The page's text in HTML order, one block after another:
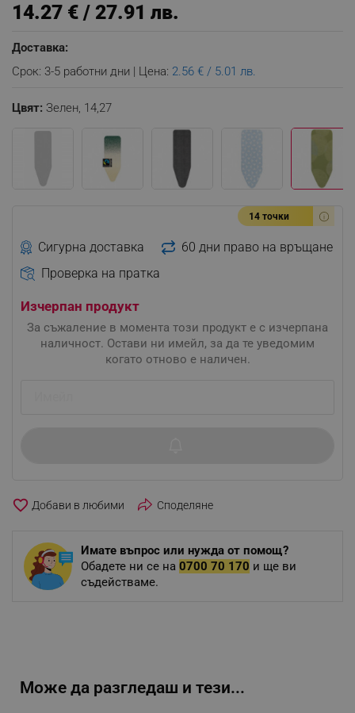
14.27 € / 27.91 лв.
Доставка:
Срок: 3-5 работни дни | Цена: 2.56 € / 5.01 лв.
Цвят: Зелен, 14,27
14 точки
Сигурна доставка
60 дни право на връщане
Проверка на пратка
Изчерпан продукт
За съжаление в момента този продукт е с изчерпана
наличност. Остави ни имейл, за да те уведомим
когато отново е наличен.
favorite_border Споделяне
Имате въпрос или нужда от помощ?
Обадете ни се на 0700 70 170 и ще ви
съдействаме.
Може да разгледаш и тези...